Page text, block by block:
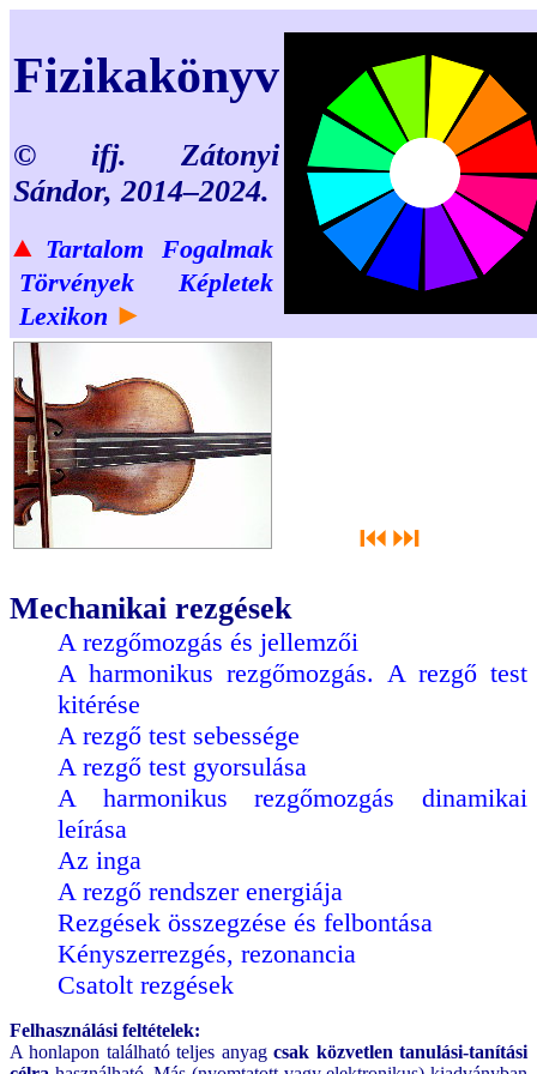
Fizikakönyv
© ifj. Zátonyi
Sándor, 2014–2024.
▲ Tartalom
Fogalmak
Törvények
Képletek
Lexikon ►
⏮ ⏭
Mechanikai rezgések
A rezgőmozgás és jellemzői
A harmonikus rezgőmozgás. A rezgő test
kitérése
A rezgő test sebessége
A rezgő test gyorsulása
A harmonikus rezgőmozgás dinamikai
leírása
Az inga
A rezgő rendszer energiája
Rezgések összegzése és felbontása
Kényszerrezgés, rezonancia
Csatolt rezgések
Felhasználási feltételek:
A honlapon található teljes anyagcsak közvetlen tanulási-tanítási